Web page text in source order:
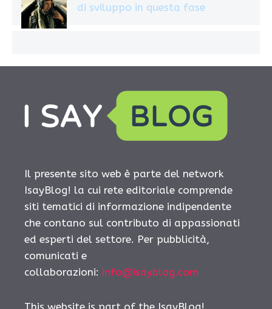
di sviluppo in questa fase
Il presente sito web è parte del network
IsayBlog! la cui rete editoriale comprende
siti tematici di informazione indipendente
che contano sul contributo di appassionati
ed esperti del settore. Per pubblicità,
comunicati e
collaborazioni: info@isayblog.com
This website is part of the IsayBlog!